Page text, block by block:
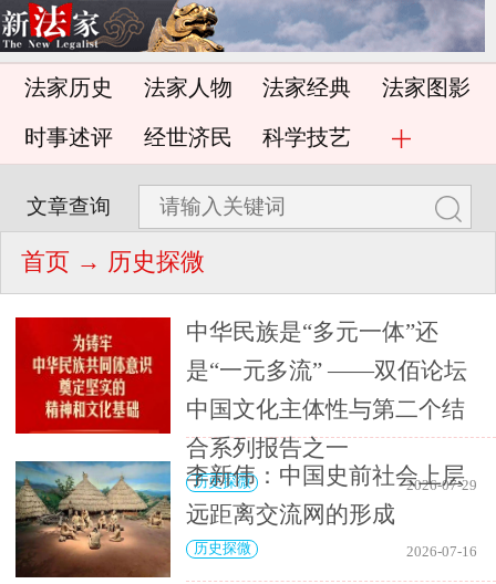
法家历史 法家人物 法家经典 法家图影
时事述评 经世济民 科学技艺
文章查询
首页 → 历史探微
中华民族是“多元一体”还
是“一元多流” ——双佰论坛
中国文化主体性与第二个结
合系列报告之一
历史探微 2026-07-29
李新伟：中国史前社会上层
远距离交流网的形成
历史探微 2026-07-16